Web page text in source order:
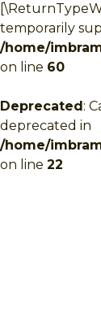
temporarily
/home/
on line 60
Deprecated:
deprecated in
/home/
on line 22